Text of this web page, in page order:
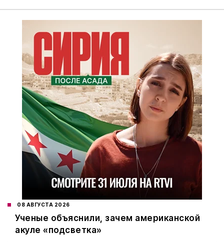
08 АВГУСТА 2026
Ученые объяснили, зачем американской
акуле «подсветка»